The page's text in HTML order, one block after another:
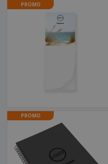
PROMO
PROMO